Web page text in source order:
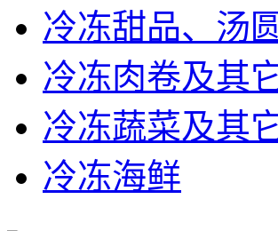
冷冻甜品、汤
冷冻肉卷及其
冷冻蔬菜及其
冷冻海鲜